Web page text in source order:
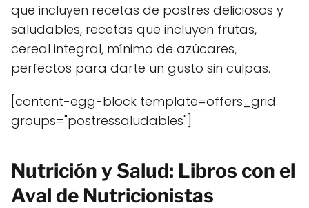
que incluyen recetas de postres deliciosos y
saludables, recetas que incluyen frutas,
cereal integral, mínimo de azúcares,
perfectos para darte un gusto sin culpas.
[content-egg-block template=offers_grid
groups="postressaludables"]
Nutrición y Salud: Libros con el
Aval de Nutricionistas